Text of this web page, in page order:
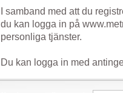
I samband med att du
du kan logga in på
personliga tjänster.
Du kan logga in med